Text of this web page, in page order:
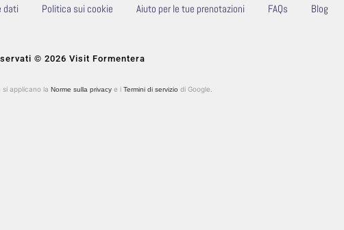
dati Politica sui cookie Aiuto per le tue prenotazioni FAQs Blog
© 2026 Visit Formentera
applicano la Norme sulla privacy e i Termini di servizio di Google.